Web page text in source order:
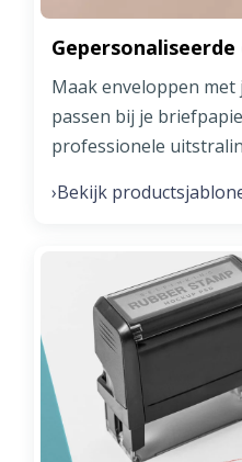
Maak enveloppen
passen bij je
professionele
›Bekijk